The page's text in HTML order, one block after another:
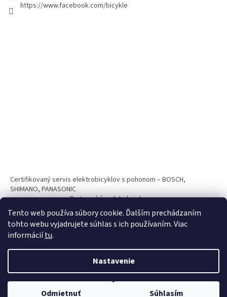
Tento web používa súbory cookie. Ďalším prechádzaním
tohto webu vyjadrujete súhlas s ich používaním. Viac
informáciítu.
Nastavenie
Odmietnuť Súhlasím
https://www.facebook.com/bicykle
Certifikovaný servis elektrobicyklov s pohonom – BOSCH,
SHIMANO, PANASONIC
Partnerský web hokejshop.eu
Vytvoril Shoptet
Copyright 2026BICYKLE SPAIZ shop . Všetky práva vyhradené.